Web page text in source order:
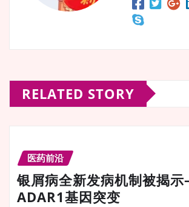
RELATED STORY
医药前沿
银屑病全新发病机制被揭
ADAR1基因突变